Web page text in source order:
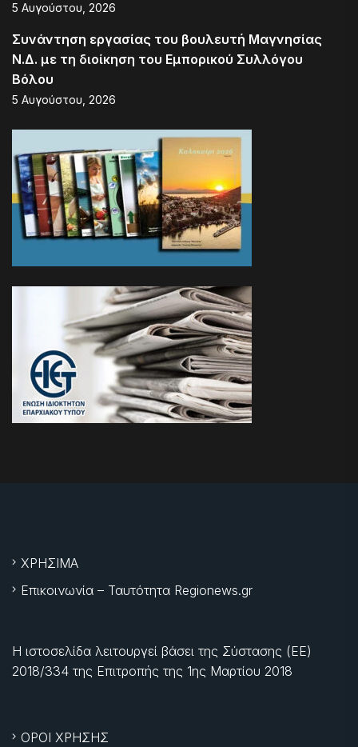
5 Αυγούστου, 2026
Συνάντηση εργασίας του βουλευτή Μαγνησίας
Ν.Δ. με τη διοίκηση του Εμπορικού Συλλόγου
Βόλου
5 Αυγούστου, 2026
ΧΡΗΣΙΜΑ
Επικοινωνία – Ταυτότητα Regionews.gr
Η ιστοσελίδα λειτουργεί βάσει της Σύστασης (ΕΕ)
2018/334 της Επιτροπής της 1ης Μαρτίου 2018
ΟΡΟΙ ΧΡΗΣΗΣ